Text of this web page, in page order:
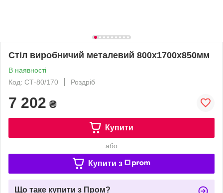
Стіл виробничий металевий 800х1700х850мм
В наявності
Код: СТ-80/170
Роздріб
7 202 ₴
Купити
або
Купити з
Що таке купити з Пром?